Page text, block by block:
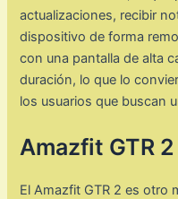
actualizaciones, recibir
dispositivo de forma
con una pantalla de alta
duración, lo que lo
los usuarios que buscan
Amazfit GTR 2
El Amazfit GTR 2 es otro